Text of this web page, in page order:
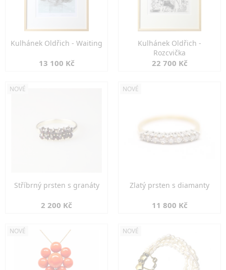
Kulhánek Oldřich - Waiting
13 100 Kč
Kulhánek Oldřich -
Rozcvička
22 700 Kč
NOVÉ
Stříbrný prsten s granáty
2 200 Kč
NOVÉ
Zlatý prsten s diamanty
11 800 Kč
NOVÉ NOVÉ